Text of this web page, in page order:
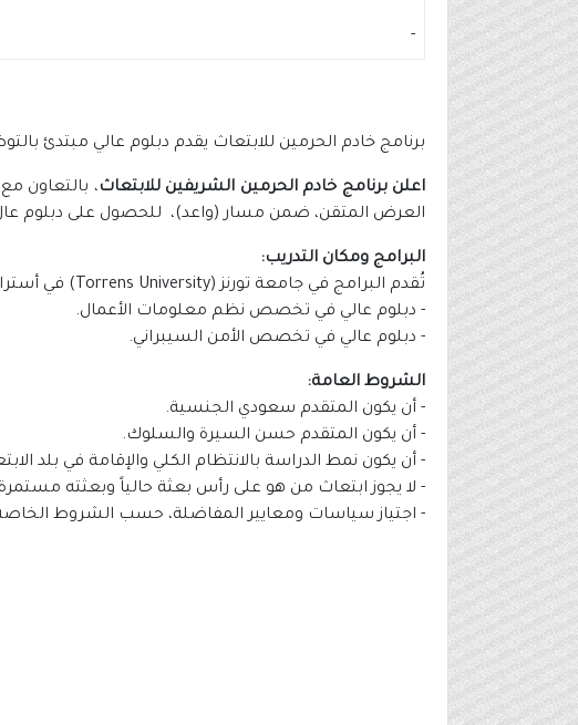
-
برنامج خادم الحرمين للابتعاث يقدم دبلوم عالي مبتدئ
اعلن برنامج خادم الحرمين الشريفين للابتعاث، بالتعاون
العرض المتقن، ضمن مسار (واعد)، للحصول على دبلوم عالٍ
البرامج ومكان التدريب:
تُقدم البرامج في جامعة تورنز (Torrens University) في أستراليا، وتستغرق كل منها 12 شهرًا، وتبدأ بتاريخ 2026/02/16م، وهي كالتالي:
- دبلوم عالي في تخصص نظم معلومات الأعمال.
- دبلوم عالي في تخصص الأمن السيبراني.
الشروط العامة:
- أن يكون المتقدم سعودي الجنسية.
- أن يكون المتقدم حسن السيرة والسلوك.
- أن يكون نمط الدراسة بالانتظام الكلي والإقامة في بلد
- لا يجوز ابتعاث من هو على رأس بعثة حالياً وبعثته
- اجتياز سياسات ومعايير المفاضلة، حسب الشروط